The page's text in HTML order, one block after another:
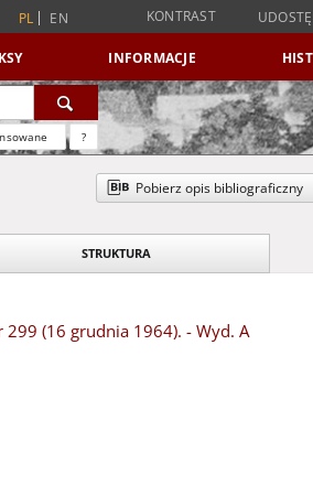
PL EN KONTRAST
INFORMACJE
?
Pobierz opis bibliograficzny
STRUKTURA
299 (16 grudnia 1964). - Wyd. A